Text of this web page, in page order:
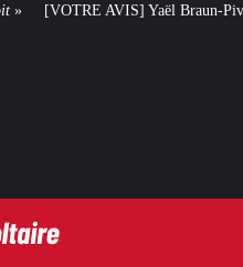
doit-elle renoncer à son projet